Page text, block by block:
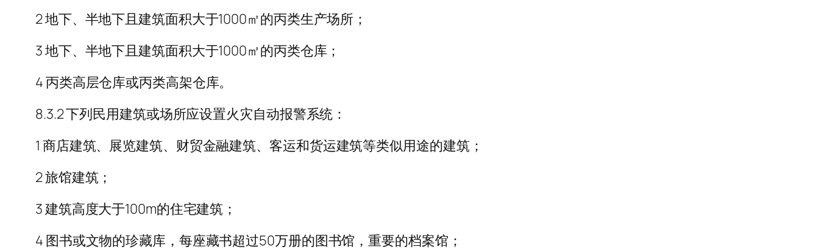
2 地下、半地下且建筑面积大于1000㎡的丙类生产场所；
3 地下、半地下且建筑面积大于1000㎡的丙类仓库；
4 丙类高层仓库或丙类高架仓库。
8.3.2 下列民用建筑或场所应设置火灾自动报警系统：
1 商店建筑、展览建筑、财贸金融建筑、客运和货运建筑等类似用途的建筑；
2 旅馆建筑；
3 建筑高度大于100m的住宅建筑；
4 图书或文物的珍藏库，每座藏书超过50万册的图书馆，重要的档案馆；